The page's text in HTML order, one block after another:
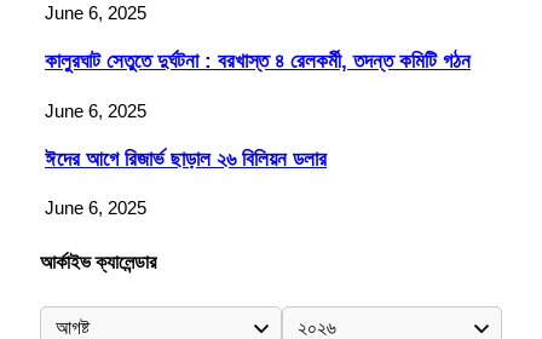
June 6, 2025
কালুরঘাট সেতুতে দুর্ঘটনা : বরখাস্ত ৪ রেলকর্মী, তদন্ত কমিটি গঠন
June 6, 2025
ঈদের আগে রিজার্ভ ছাড়াল ২৬ বিলিয়ন ডলার
June 6, 2025
আর্কাইভ ক্যালেন্ডার